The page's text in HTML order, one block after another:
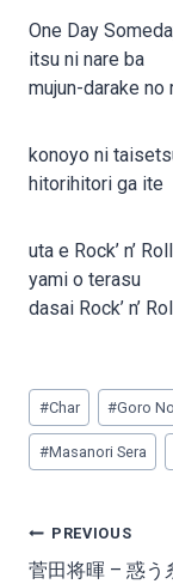
One Day
itsu ni nare ba
mujun-darake no
konoyo ni
hitorihitori ga ite
uta e Rock’ n’
yami o terasu
dasai Rock’ n’
Post
Tags:
#Char #Goro
#Masanori Sera
Post
navigation
PREVIOUS
菅田将暉 – 惑う